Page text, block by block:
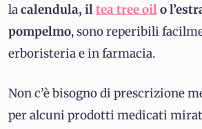
lacalendula, iltea tree oilo
pompelmo, sono reperibili
erboristeria e in farmacia.
Non c’è bisogno di prescrizione
per alcuni prodotti medicati